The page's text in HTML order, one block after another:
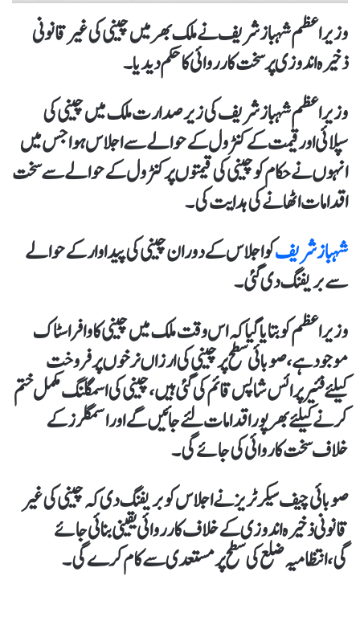
وزیراعظم شہبازشریف نے ملک بھر میں چینی کی غیرقانونی
ذخیرہ اندوزی پرسخت کارروائی کاحکم دیدیا۔
وزیراعظم شہباز شریف کی زیر صدارت ملک میں چینی کی
سپلائی اور قیمت کے کنٹرول کے حوالے سے اجلاس ہوا جس میں
انہوں نے حکام کو چینی کی قیمتوں پر کنٹرول کے حوالے سے سخت
اقدامات اٹھانے کی ہدایت کی۔
شہبازشریفکواجلاس کے دوران چینی کی پیداوار کے حوالے
سے بریفنگ دی گئی ۔
وزیراعظم کو بتایا گیا کہ اس وقت ملک میں چینی کا وافر اسٹاک
موجود ہے، صوبائی سطح پر چینی کی ارزاں نرخوں پر فروخت
کیلئےفئیر پرائس شاپس قائم کی گئی ہیں، چینی کی اسمگلنگ مکمل ختم
کرنے کیلئےبھرپور اقدامات لئے جائیں گے اور اسمگلرز کے
خلاف سخت کاروائی کی جائے گی۔
صوبائی چیف سیکرٹریز نےاجلاس کو بریفنگ دی کہ چینی کی غیر
قانونی ذخیرہ اندوزی کے خلاف کارروائی یقینی بنائی جائے
گی،انتظامیہ ضلع کی سطح پر مستعدی سے کام کرے گی۔